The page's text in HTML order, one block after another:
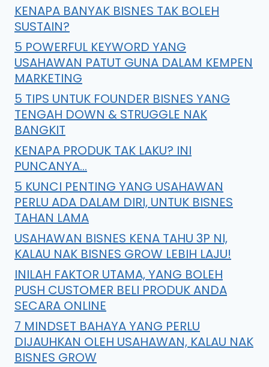
KENAPA BANYAK BISNES TAK BOLEH
SUSTAIN?
5 POWERFUL KEYWORD YANG
USAHAWAN PATUT GUNA DALAM KEMPEN
MARKETING
5 TIPS UNTUK FOUNDER BISNES YANG
TENGAH DOWN & STRUGGLE NAK
BANGKIT
KENAPA PRODUK TAK LAKU? INI
PUNCANYA…
5 KUNCI PENTING YANG USAHAWAN
PERLU ADA DALAM DIRI, UNTUK BISNES
TAHAN LAMA
USAHAWAN BISNES KENA TAHU 3P NI,
KALAU NAK BISNES GROW LEBIH LAJU!
INILAH FAKTOR UTAMA, YANG BOLEH
PUSH CUSTOMER BELI PRODUK ANDA
SECARA ONLINE
7 MINDSET BAHAYA YANG PERLU
DIJAUHKAN OLEH USAHAWAN, KALAU NAK
BISNES GROW